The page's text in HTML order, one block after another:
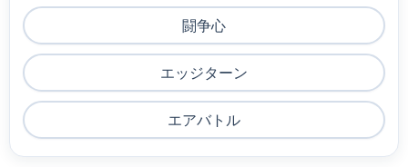
闘争心
エッジターン
エアバトル